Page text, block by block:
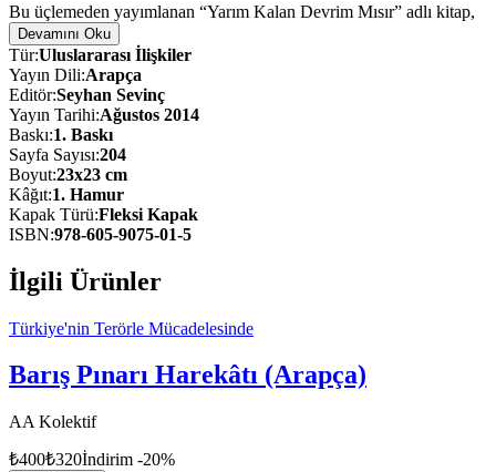
Bu üçlemeden yayımlanan “Yarım Kalan Devrim Mısır” adlı kitap,
AA’nın usta foto muhabirlerinin çektiği etkileyici fotoğraflar
eşliğinde Mısır’da yaşanan insanlık dramını anlatıyor. AA
muhabirlerinin tanıklıklarına da yer verilen eser, ayrıca ülkenin
tarihsel arka planını anlatan kronolojik (10 Ağustos 2014’e kadar)
bilgileri de kapsıyor. Çalışma; Türkçe, Arapça ve İngilizce üç ayrı
edisyon olarak hazırlandı.
Devamını Oku
Tür:Uluslararası İlişkiler
Yayın Dili:Arapça
Editör:Seyhan Sevinç
Yayın Tarihi:Ağustos 2014
Baskı:1. Baskı
Sayfa Sayısı:204
Boyut:23x23 cm
Kâğıt:1. Hamur
Kapak Türü:Fleksi Kapak
ISBN:978-605-9075-01-5
İlgili Ürünler
Türkiye'nin Terörle Mücadelesinde
Barış Pınarı Harekâtı (Arapça)
AA Kolektif
₺400₺320İndirim -20%